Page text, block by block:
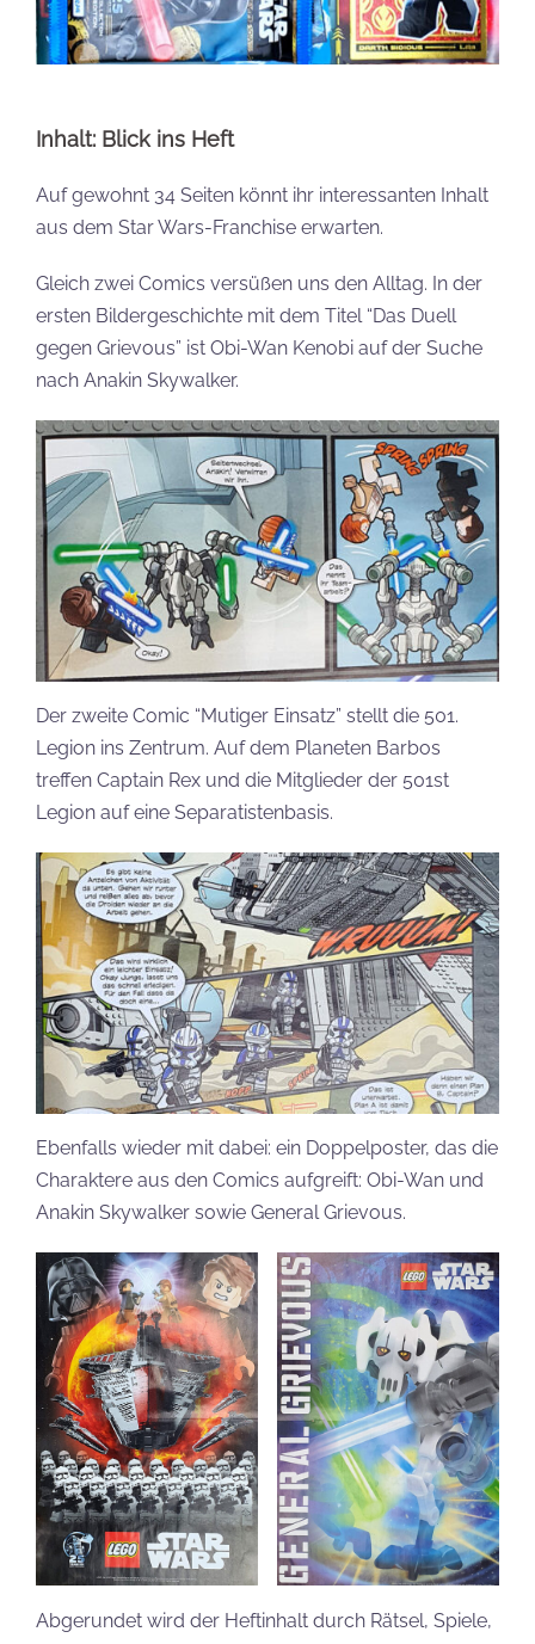
Inhalt: Blick ins Heft
Auf gewohnt 34 Seiten könnt ihr interessanten Inhalt
aus dem Star Wars-Franchise erwarten.
Gleich zwei Comics versüßen uns den Alltag. In der
ersten Bildergeschichte mit dem Titel “Das Duell
gegen Grievous” ist Obi-Wan Kenobi auf der Suche
nach Anakin Skywalker.
Der zweite Comic “Mutiger Einsatz” stellt die 501.
Legion ins Zentrum. Auf dem Planeten Barbos
treffen Captain Rex und die Mitglieder der 501st
Legion auf eine Separatistenbasis.
Ebenfalls wieder mit dabei: ein Doppelposter, das die
Charaktere aus den Comics aufgreift: Obi-Wan und
Anakin Skywalker sowie General Grievous.
Abgerundet wird der Heftinhalt durch Rätsel, Spiele,